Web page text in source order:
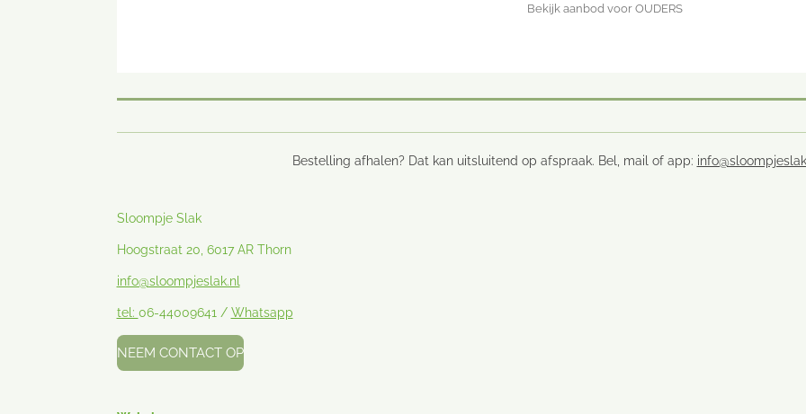
Bekijk aanbod voor OUDERS
Bestelling afhalen? Dat kan uitsluitend op afspraak. Bel, mail of app:
Sloompje Slak
Hoogstraat 20, 6017 AR Thorn
info@sloompjeslak.nl
tel: 06-44009641 / Whatsapp
NEEM CONTACT OP